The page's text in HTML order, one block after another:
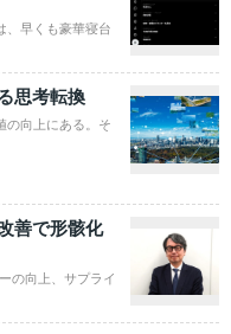
、早くも豪華寝台
思考転換
の向上にある。そ
善で形骸化
の向上、サプライ